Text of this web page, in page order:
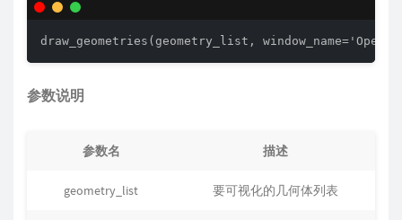
draw_geometries(geometry_list,
参数说明
参数名 描述
geometry_list 要可视化的几何体列表